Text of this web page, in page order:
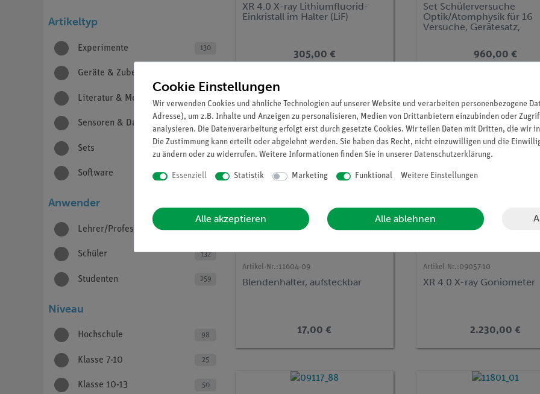
Artikeltyp
Experimente 130
Geräte & Zubehör
Literatur & Medien
Sensoren & Datalogging
Sets 13
Software 4
Anwender
Lehrer/Professoren 224
Schüler 132
Studenten 259
Niveau
Hochschule 98
Klasse 7-10 25
Klasse 10-13 50
XR 4.0 X-ray Lithiumfluorid-
Einkristall im Halter (LiF)
305,00 €
Set Schülerversuche
Optik/Atomphysik für 16
Versuche, Gerätesatz,
TESS advanced Physik OA
960,00 €
Artikel-Nr.:11604-09
Blendenhalter, aufsteckbar
17,00 €
Artikel-Nr.:09057-10
XR 4.0 X-ray Goniometer
2.230,00 €
Cookie Einstellungen
Wir verwenden Cookies und ähnliche Technologien auf unserer Website und verarbeiten personenbezogene
Adresse), um z.B. Inhalte und Anzeigen zu personalisieren, Medien von Drittanbietern einzubinden oder
analysieren. Die Datenverarbeitung erfolgt erst durch gesetzte Cookies. Wir teilen Daten mit Dritten, die wir
Die Zustimmung kann erteilt oder abgelehnt werden. Sie haben das Recht, nicht einzuwilligen und die
zu ändern oder zu widerrufen. Weitere Informationen finden Sie in unserer Daten­schutz­erklärung.
Essenziell Statistik Marketing Funktional Weitere Einstellungen
Alle akzeptieren Alle ablehnen